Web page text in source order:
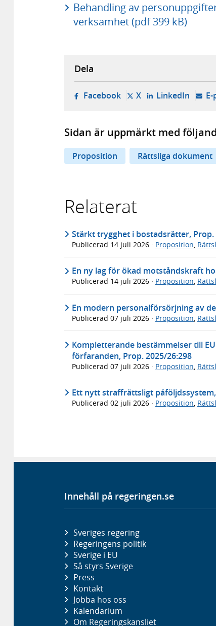
Behandling av
verksamhet (pdf 399 kB)
Dela
Facebook- öppnas i ny flik, extern
X- öppnas i ny flik,
LinkedIn-
Sidan är uppmärkt med
Proposition Rättsliga dokument
Relaterat
Stärkt trygghet i bostadsrätter, Prop.
Publicerad 14 juli 2026 · Proposition
En ny lag för ökad motståndskraft
Publicerad 14 juli 2026 · Proposition,
En modern personalförsörjning av
Publicerad 07 juli 2026 · Proposition,
Kompletterande bestämmelser till
förfaranden, Prop. 2025/26:298
Publicerad 07 juli 2026 · Proposition
Ett nytt straffrättsligt påföljdssystem,
Publicerad 02 juli 2026 · Proposition,
Innehåll på regeringen.se
Sveriges regering
Regeringens politik
Sverige i EU
Så styrs Sverige
Press
Kontakt
Jobba hos oss
Kalendarium
Om Regeringskansliet